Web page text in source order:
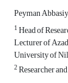
Peyman
1Head of
Lecturer of
University of
2Researcher